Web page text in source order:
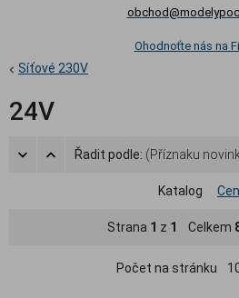
Ohodnoťte nás na
Síťové 230V
24V
Řadit podle: (Příznaku
Katalog
Strana 1 z 1 Celkem
Počet na stránku